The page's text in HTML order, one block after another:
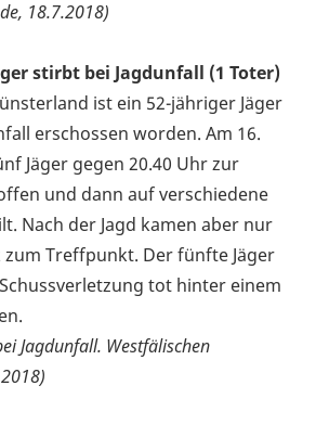
18.7.2018)
stirbt bei Jagdunfall (1 Toter)
ist ein 52-jähriger Jäger
erschossen worden. Am 16.
Jäger gegen 20.40 Uhr zur
und dann auf verschiedene
Nach der Jagd kamen aber nur
zum Treffpunkt. Der fünfte Jäger
tot hinter einem
Jagdunfall. Westfälischen